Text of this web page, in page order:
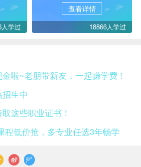
学过
查看详情
18866人学过
啦~老朋带新友，一起赚学费！
生中
这些职业证书！
程低价抢，多专业任选3年畅学